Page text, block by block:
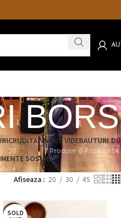
CRUDITATI
20
SOUS VIDE
7 Produse
BAUTURI
6 Produse14
SOSURI
Afiseaza 20 30 45
SOLD